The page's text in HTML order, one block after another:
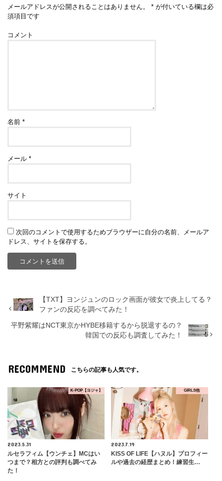
メールアドレスが公開されることはありません。 * が付いている欄は必
須項目です
コメント
名前*
メール*
サイト
次回のコメントで使用するためブラウザーに自分の名前、メールア
ドレス、サイトを保存する。
【TXT】ヨンジュンのロック画面が彼女で炎上してる？
ファンの反応を調べてみた！
平野紫耀はNCT東京かHYBE移籍するから脱退するの？
韓国での反応も調査してみた！
RECOMMEND こちらの記事も人気です。
K-POP【ヨジャ】
2023.5.31
ルセラフィム【ウンチェ】MCはい
つまで？相方との評判も調べてみ
た！
GIRLS他
2023.7.19
KISS OF LIFE【ハヌル】プロフィー
ルや過去の経歴まとめ！練習生…